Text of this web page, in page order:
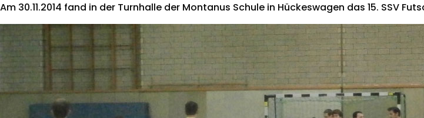
Am 30.11.2014 fand in der Turnhalle der Montanus Schule in Hückeswagen das 15. SSV